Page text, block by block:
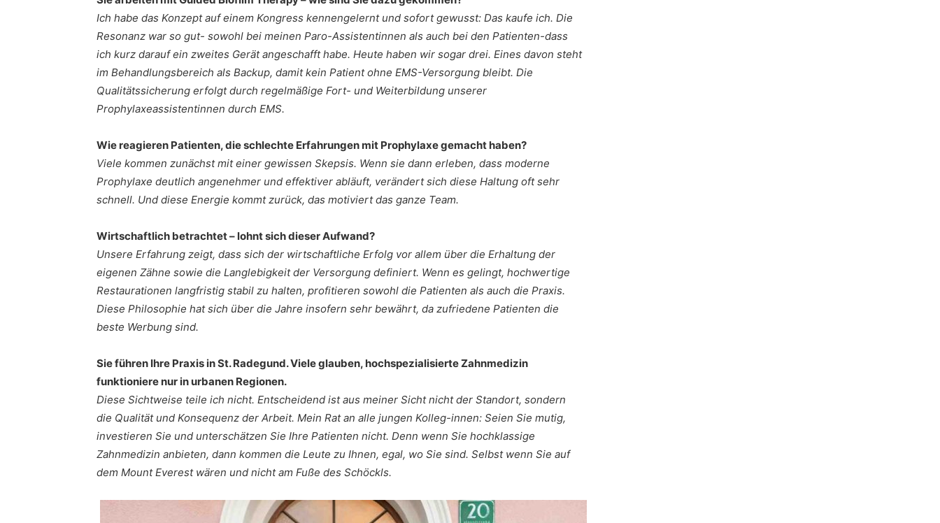
Ich habe das Konzept auf einem Kongress kennengelernt und sofort gewusst: Das kaufe ich. Die
Resonanz war so gut- sowohl bei meinen Paro-Assistentinnen als auch bei den Patienten-dass
ich kurz darauf ein zweites Gerät angeschafft habe. Heute haben wir sogar drei. Eines davon steht
im Behandlungsbereich als Backup, damit kein Patient ohne EMS-Versorgung bleibt. Die
Qualitätssicherung erfolgt durch regelmäßige Fort- und Weiterbildung unserer
Prophylaxeassistentinnen durch EMS.
Wie reagieren Patienten, die schlechte Erfahrungen mit Prophylaxe gemacht haben?
Viele kommen zunächst mit einer gewissen Skepsis. Wenn sie dann erleben, dass moderne
Prophylaxe deutlich angenehmer und effektiver abläuft, verändert sich diese Haltung oft sehr
schnell. Und diese Energie kommt zurück, das motiviert das ganze Team.
Wirtschaftlich betrachtet – lohnt sich dieser Aufwand?
Unsere Erfahrung zeigt, dass sich der wirtschaftliche Erfolg vor allem über die Erhaltung der
eigenen Zähne sowie die Langlebigkeit der Versorgung definiert. Wenn es gelingt, hochwertige
Restaurationen langfristig stabil zu halten, profitieren sowohl die Patienten als auch die Praxis.
Diese Philosophie hat sich über die Jahre insofern sehr bewährt, da zufriedene Patienten die
beste Werbung sind.
Sie führen Ihre Praxis in St. Radegund. Viele glauben, hochspezialisierte Zahnmedizin
funktioniere nur in urbanen Regionen.
Diese Sichtweise teile ich nicht. Entscheidend ist aus meiner Sicht nicht der Standort, sondern
die Qualität und Konsequenz der Arbeit. Mein Rat an alle jungen Kolleg-innen: Seien Sie mutig,
investieren Sie und unterschätzen Sie Ihre Patienten nicht. Denn wenn Sie hochklassige
Zahnmedizin anbieten, dann kommen die Leute zu Ihnen, egal, wo Sie sind. Selbst wenn Sie auf
dem Mount Everest wären und nicht am Fuße des Schöckls.